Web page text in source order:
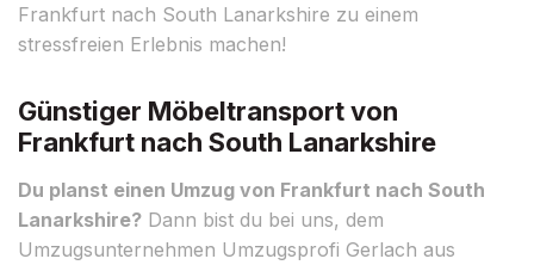
Frankfurt nach South Lanarkshire zu einem
stressfreien Erlebnis machen!
Günstiger Möbeltransport von
Frankfurt nach South Lanarkshire
Du planst einen Umzug von Frankfurt nach South
Lanarkshire? Dann bist du bei uns, dem
Umzugsunternehmen Umzugsprofi Gerlach aus